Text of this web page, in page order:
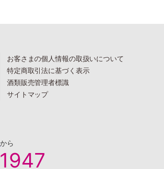
お客さまの個人情報の取扱いについて
特定商取引法に基づく表示
酒類販売管理者標識
サイトマップ
から